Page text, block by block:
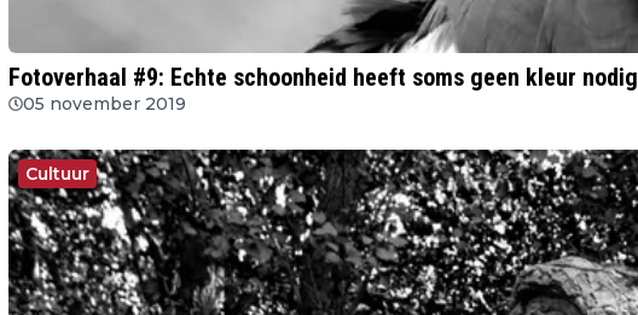
Fotoverhaal #9: Echte schoonheid heeft soms geen kleur nodig
05 november 2019
Cultuur